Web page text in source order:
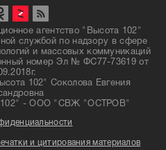
агентство "Высота 102"
службой по надзору в сфере
и массовых коммуникаций
номер Эл № ФС77-73619 от
102" Соколова Евгения
102" - ООО "СВЖ "ОСТРОВ"
и цитирования материалов